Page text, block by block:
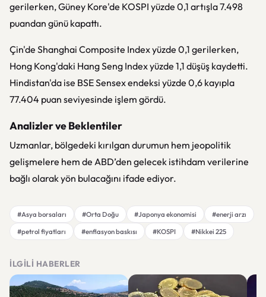
gerilerken, Güney Kore'de KOSPI yüzde 0,1 artışla 7.498
puandan günü kapattı.
Çin'de Shanghai Composite Indexyüzde 0,1 gerilerken,
Hong Kong'daki Hang Seng Indexyüzde 1,1 düşüş kaydetti.
Hindistan'da ise BSE Sensexendeksi yüzde 0,6 kayıpla
77.404 puan seviyesinde işlem gördü.
Analizler ve Beklentiler
Uzmanlar, bölgedeki kırılgan durumun hem jeopolitik
gelişmelere hem de ABD’den gelecek istihdam verilerine
bağlı olarak yön bulacağını ifade ediyor.
#Asya borsaları #Orta Doğu #Japonya ekonomisi
#enerji arzı
#petrol fiyatları
#enflasyon baskısı #KOSPI #Nikkei 225
İLGILI HABERLER